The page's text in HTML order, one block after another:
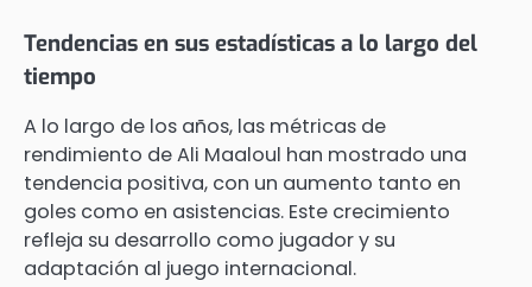
Tendencias en sus estadísticas a lo largo del
tiempo
A lo largo de los años, las métricas de
rendimiento de Ali Maaloul han mostrado una
tendencia positiva, con un aumento tanto en
goles como en asistencias. Este crecimiento
refleja su desarrollo como jugador y su
adaptación al juego internacional.